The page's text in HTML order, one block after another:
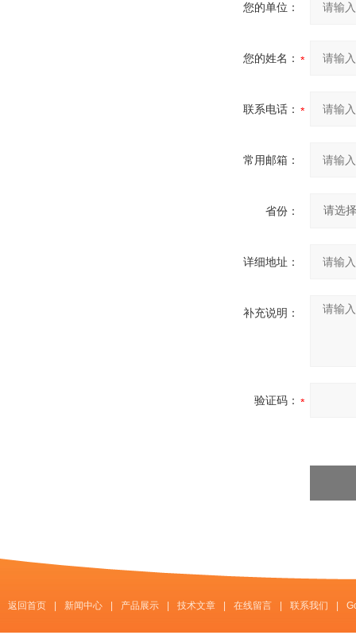
您的单位：
您的姓名：
联系电话：
常用邮箱：
省份：
详细地址：
补充说明：
验证码：
返回首页 新闻中心 产品展示 技术文章 在线留言 联系我们